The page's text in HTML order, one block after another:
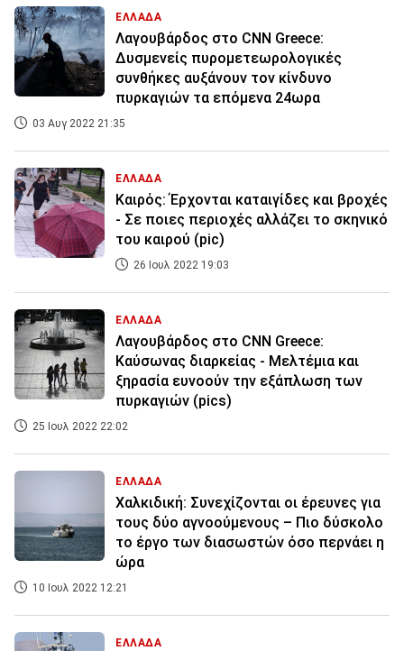
ΕΛΛΑΔΑ
Λαγουβάρδος στο CNN Greece:
Δυσμενείς πυρομετεωρολογικές
συνθήκες αυξάνουν τον κίνδυνο
πυρκαγιών τα επόμενα 24ωρα
03 Αυγ 2022 21:35
ΕΛΛΑΔΑ
Καιρός: Έρχονται καταιγίδες και βροχές
- Σε ποιες περιοχές αλλάζει το σκηνικό
του καιρού (pic)
26 Ιουλ 2022 19:03
ΕΛΛΑΔΑ
Λαγουβάρδος στο CNN Greece:
Καύσωνας διαρκείας - Μελτέμια και
ξηρασία ευνοούν την εξάπλωση των
πυρκαγιών (pics)
25 Ιουλ 2022 22:02
ΕΛΛΑΔΑ
Χαλκιδική: Συνεχίζονται οι έρευνες για
τους δύο αγνοούμενους – Πιο δύσκολο
το έργο των διασωστών όσο περνάει η
ώρα
10 Ιουλ 2022 12:21
ΕΛΛΑΔΑ